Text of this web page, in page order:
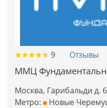
★★★★★
★★★★★ 9 Отзывы
ММЦ
Москва, Гарибальди д. 6
Метро:
Новые